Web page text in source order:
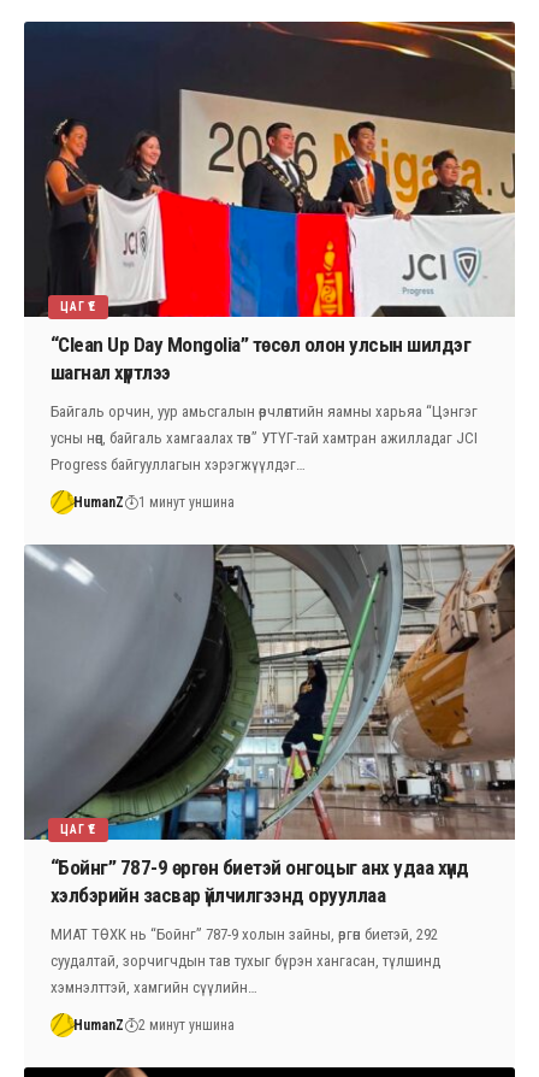
ЦАГ ҮЕ
“Clean Up Day Mongolia” төсөл олон улсын шилдэг
шагнал хүртлээ
Байгаль орчин, уур амьсгалын өөрчлөлтийн яамны харьяа “Цэнгэг
усны нөөц, байгаль хамгаалах төв” УТҮГ-тай хамтран ажилладаг JCI
Progress байгууллагын хэрэгжүүлдэг…
HumanZ 1 минут уншина
ЦАГ ҮЕ
“Бойнг” 787-9 өргөн биетэй онгоцыг анх удаа хүнд
хэлбэрийн засвар үйлчилгээнд орууллаа
МИАТ ТӨХК нь “Бойнг” 787-9 холын зайны, өргөн биетэй, 292
суудалтай, зорчигчдын тав тухыг бүрэн хангасан, түлшинд
хэмнэлттэй, хамгийн сүүлийн…
HumanZ 2 минут уншина